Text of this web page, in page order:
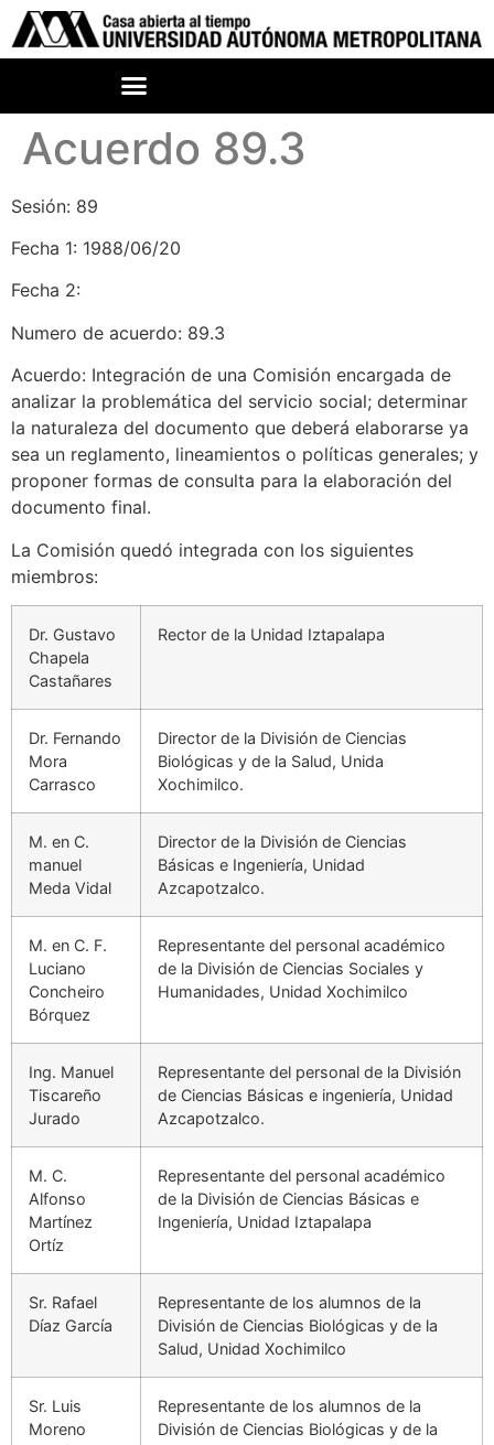
Acuerdo 89.3
Sesión: 89
Fecha 1: 1988/06/20
Fecha 2:
Numero de acuerdo: 89.3
Acuerdo: Integración de una Comisión encargada de
analizar la problemática del servicio social; determinar
la naturaleza del documento que deberá elaborarse ya
sea un reglamento, lineamientos o políticas generales; y
proponer formas de consulta para la elaboración del
documento final.
La Comisión quedó integrada con los siguientes
miembros:
Dr. Gustavo
Chapela
Castañares
Rector de la Unidad Iztapalapa
Dr. Fernando
Mora
Carrasco
Director de la División de Ciencias
Biológicas y de la Salud, Unida
Xochimilco.
M. en C.
manuel
Meda Vidal
Director de la División de Ciencias
Básicas e Ingeniería, Unidad
Azcapotzalco.
M. en C. F.
Luciano
Concheiro
Bórquez
Representante del personal académico
de la División de Ciencias Sociales y
Humanidades, Unidad Xochimilco
Ing. Manuel
Tiscareño
Jurado
Representante del personal de la División
de Ciencias Básicas e ingeniería, Unidad
Azcapotzalco.
M. C.
Alfonso
Martínez
Ortíz
Representante del personal académico
de la División de Ciencias Básicas e
Ingeniería, Unidad Iztapalapa
Sr. Rafael
Díaz García
Representante de los alumnos de la
División de Ciencias Biológicas y de la
Salud, Unidad Xochimilco
Sr. Luis
Moreno
Representante de los alumnos de la
División de Ciencias Biológicas y de la